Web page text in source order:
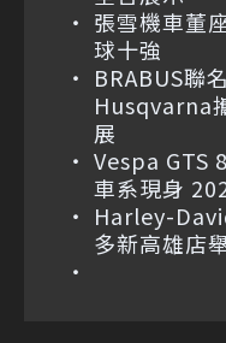
張雪機車董
球十強
BRABUS聯
Husqvarna
展
Vespa GTS
車系現身
Harley-
多新高雄店